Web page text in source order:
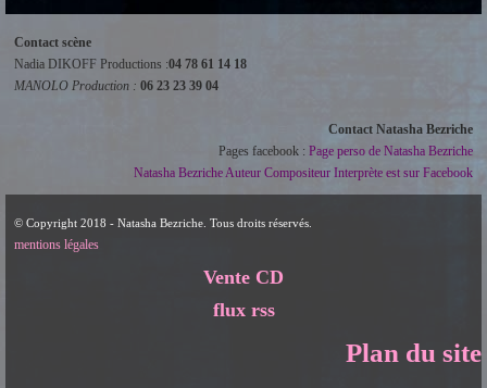
Contact scène
Nadia DIKOFF Productions :04 78 61 14 18
MANOLO Production : 06 23 23 39 04
Contact Natasha Bezriche
Pages facebook : Page perso de Natasha Bezriche
Natasha Bezriche Auteur Compositeur Interprète est sur Facebook
© Copyright 2018 - Natasha Bezriche. Tous droits réservés.
mentions légales
Vente CD
flux rss
Plan du site